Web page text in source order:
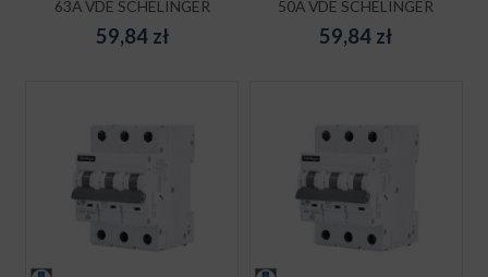
63A VDE SCHELINGER
59,84zł
50A VDE SCHELINGER
59,84 zł